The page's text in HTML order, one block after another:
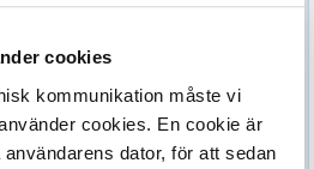
cookies
kommunikation måste vi
cookies. En cookie är
dator, för att sedan
2026-05-11_signerat